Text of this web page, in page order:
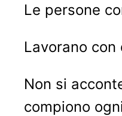
Le persone
Lavorano
Non si
compiono